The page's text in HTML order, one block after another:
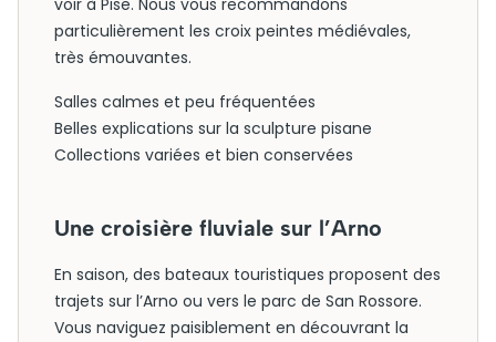
voir à Pise. Nous vous recommandons
particulièrement les croix peintes médiévales,
très émouvantes.
Salles calmes et peu fréquentées
Belles explications sur la sculpture pisane
Collections variées et bien conservées
Une croisière fluviale sur l’Arno
En saison, des bateaux touristiques proposent des
trajets sur l’Arno ou vers le parc de San Rossore.
Vous naviguez paisiblement en découvrant la